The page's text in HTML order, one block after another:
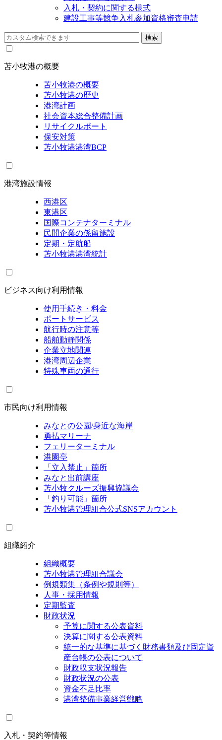
入札・契約に関する様式
建設工事等競争入札参加資格審査申請
苫小牧港の概要
苫小牧港の概要
苫小牧港の歴史
港湾計画
社会資本総合整備計画
リサイクルポート
保安対策
苫小牧港港湾BCP
港湾施設情報
西港区
東港区
国際コンテナターミナル
民間企業の係留施設
定期・定航船
苫小牧港港湾統計
ビジネス向け利用情報
使用手続き・料金
ポートサービス
航行時の注意等
船舶動静関係
企業立地関連
港湾周辺企業
特殊車両の通行
市民向け利用情報
みなとの公園/身近な海岸
勇払マリーナ
フェリーターミナル
港園亭
「立入禁止」箇所
みなと出前講座
苫小牧クルーズ振興協議会
「釣り可能」箇所
苫小牧港管理組合公式SNSアカウント
組織紹介
組織概要
苫小牧港管理組合議会
例規類集（条例や規則等）
人事・採用情報
定期監査
財政状況
予算に関する公表資料
決算に関する公表資料
統一的な基準に基づく財務書類及び固定資
産台帳の公表について
財政収支状況報告
財政状況の公表
資金不足比率
港湾整備事業経営戦略
入札・契約等情報